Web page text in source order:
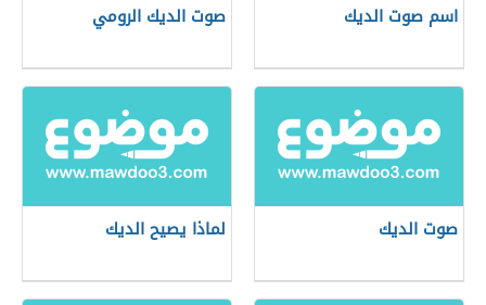
اسم صوت الديك صوت الديك الرومي
صوت الديك لماذا يصيح الديك